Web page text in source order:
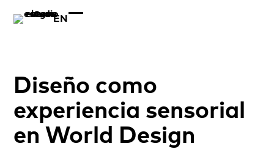
EN
Diseño como
experiencia sensorial
en World Design